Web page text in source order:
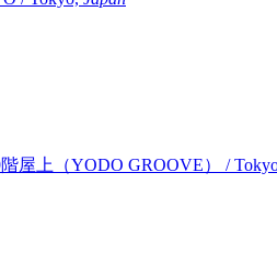
屋上（YODO GROOVE） /